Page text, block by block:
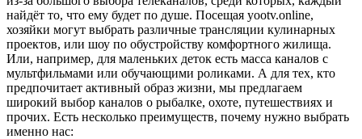
найдёт то, что ему будет по душе. Посещая yootv.online,
хозяйки могут выбрать различные трансляции кулинарных
проектов, или шоу по обустройству комфортного жилища.
Или, например, для маленьких деток есть масса каналов с
мультфильмами или обучающими роликами. А для тех, кто
предпочитает активный образ жизни, мы предлагаем
широкий выбор каналов о рыбалке, охоте, путешествиях и
прочих. Есть несколько преимуществ, почему нужно выбрать
именно нас: